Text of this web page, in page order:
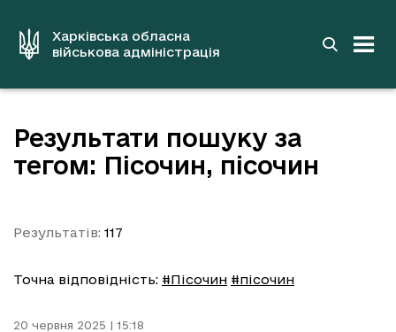
вмістуХарківська обласна
військова адміністрація
Результати пошуку за
тегом: Пісочин, пісочин
Результатів: 117
Точна відповідність: #Пісочин #пісочин
20 червня 2025 | 15:18